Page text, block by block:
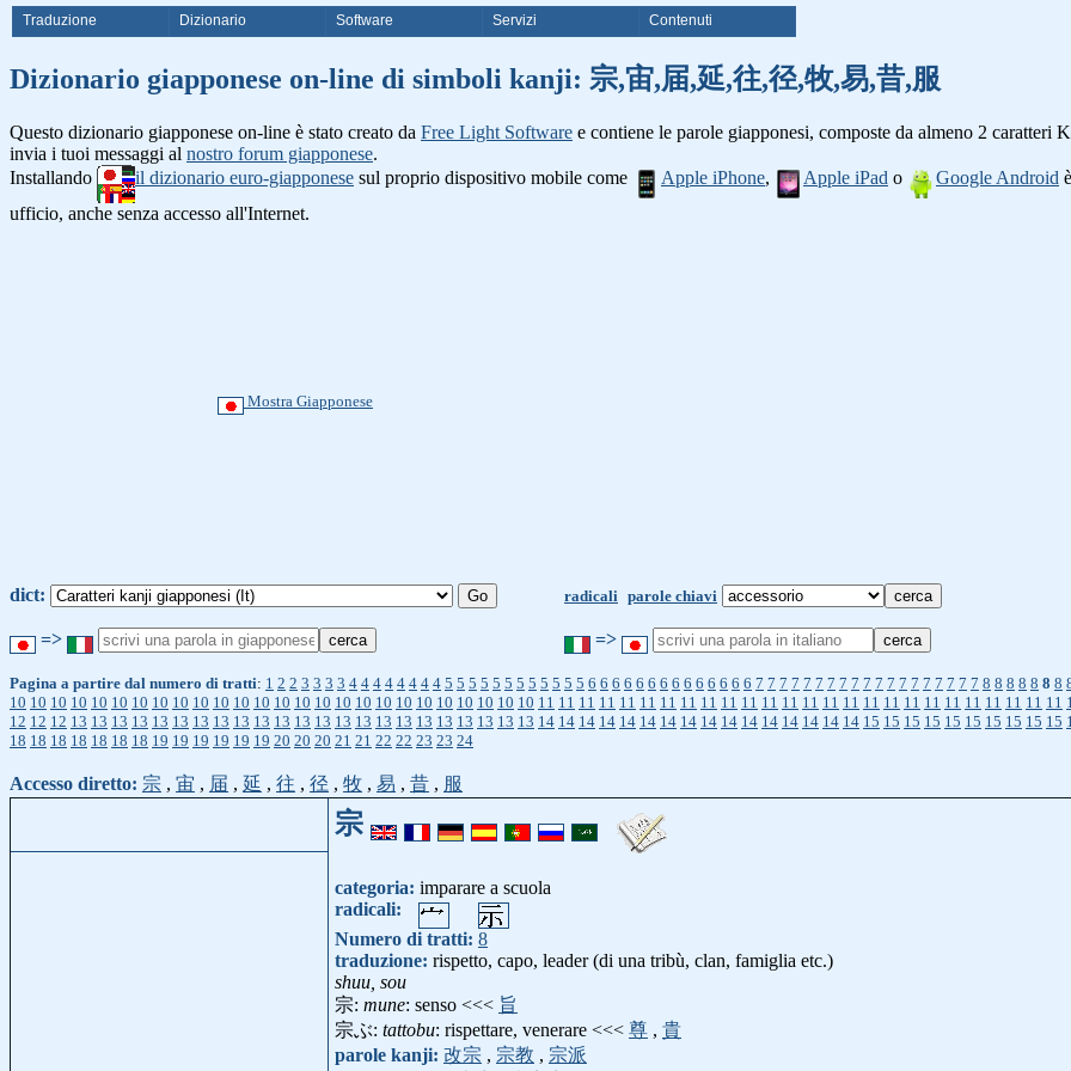
Traduzione Dizionario Software Servizi Contenuti
Dizionario giapponese on-line di simboli kanji: 宗,宙,届,延,往,径,牧,易,昔,服
Questo dizionario giapponese on-line è stato creato da Free Light Software e contiene le parole giapponesi, composte da almeno 2 caratteri
invia i tuoi messaggi al nostro forum giapponese.
Installando
il dizionario euro-giapponese sul proprio dispositivo mobile come Apple iPhone, Apple iPad o Google Android
ufficio, anche senza accesso all'Internet.
Mostra Giapponese
dict: radicali parole chiavi
=> =>
Pagina a partire dal numero di tratti: 1 2 2 3 3 3 3 4 4 4 4 4 4 4 4 5 5 5 5 5 5 5 5 5 5 5 5 6 6 6 6 6 6 6 6 6 6 6 6 6 6 7 7 7 7 7 7 7 7 7 7 7 7 7 7 7 7 7 7 7 8 8 8 8 8 8 8
10 10 10 10 10 10 10 10 10 10 10 10 10 10 10 10 10 10 10 10 10 10 10 10 10 10 11 11 11 11 11 11 11 11 11 11 11 11 11 11 11 11 11 11 11 11 11 11 11 11 11 11
12 12 12 13 13 13 13 13 13 13 13 13 13 13 13 13 13 13 13 13 13 13 13 13 13 13 14 14 14 14 14 14 14 14 14 14 14 14 14 14 14 14 15 15 15 15 15 15 15 15 15 15
18 18 18 18 18 18 18 19 19 19 19 19 19 20 20 20 21 21 22 22 23 23 24
Accesso diretto: 宗 , 宙 , 届 , 延 , 往 , 径 , 牧 , 易 , 昔 , 服
宗
categoria: imparare a scuola
radicali:
Numero di tratti: 8
traduzione: rispetto, capo, leader (di una tribù, clan, famiglia etc.)
shuu, sou
宗: mune: senso <<< 旨
宗ぶ: tattobu: rispettare, venerare <<< 尊 , 貴
parole kanji: 改宗 , 宗教 , 宗派